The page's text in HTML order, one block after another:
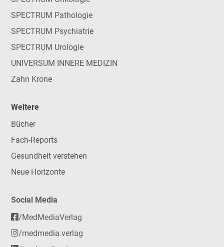
SPECTRUM Pathologie
SPECTRUM Psychiatrie
SPECTRUM Urologie
UNIVERSUM INNERE MEDIZIN
Zahn Krone
Weitere
Bücher
Fach-Reports
Gesundheit verstehen
Neue Horizonte
Social Media
/MedMediaVerlag
/medmedia.verlag